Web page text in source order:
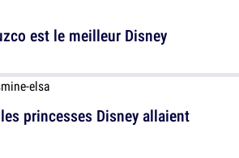
est le meilleur Disney
princesses Disney allaient